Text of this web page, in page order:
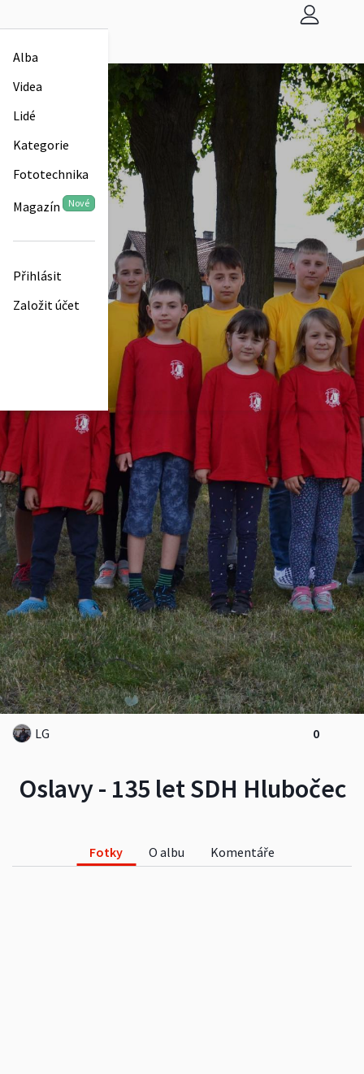
Alba
Videa
Lidé
Kategorie
Fototechnika
Magazín Nové
Přihlásit
Založit účet
Oslavy - 135 let SDH Hlubočec
LG 0
Fotky O albu Komentáře